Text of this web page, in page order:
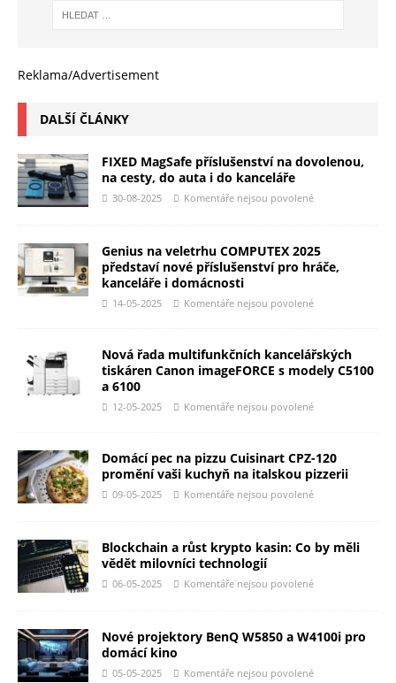
Reklama/Advertisement
DALŠÍ ČLÁNKY
FIXED MagSafe příslušenství na dovolenou,
na cesty, do auta i do kanceláře
30-08-2025 Komentáře nejsou povolené
Genius na veletrhu COMPUTEX 2025
představí nové příslušenství pro hráče,
kanceláře i domácnosti
14-05-2025 Komentáře nejsou povolené
Nová řada multifunkčních kancelářských
tiskáren Canon imageFORCE s modely C5100
a 6100
12-05-2025 Komentáře nejsou povolené
Domácí pec na pizzu Cuisinart CPZ-120
promění vaši kuchyň na italskou pizzerii
09-05-2025 Komentáře nejsou povolené
Blockchain a růst krypto kasin: Co by měli
vědět milovníci technologií
06-05-2025 Komentáře nejsou povolené
Nové projektory BenQ W5850 a W4100i pro
domácí kino
05-05-2025 Komentáře nejsou povolené